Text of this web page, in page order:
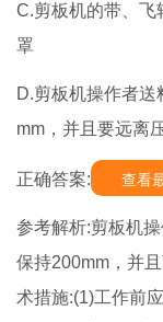
C.剪板机的带、飞
罩
D.剪板机操作者
mm，并且要远离
正确答案: 查看
参考解析:剪板机
保持200mm，并
术措施:(1)工作前